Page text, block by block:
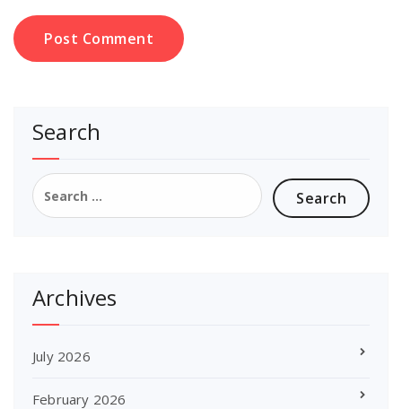
Search
Search
for:
Archives
July 2026
February 2026